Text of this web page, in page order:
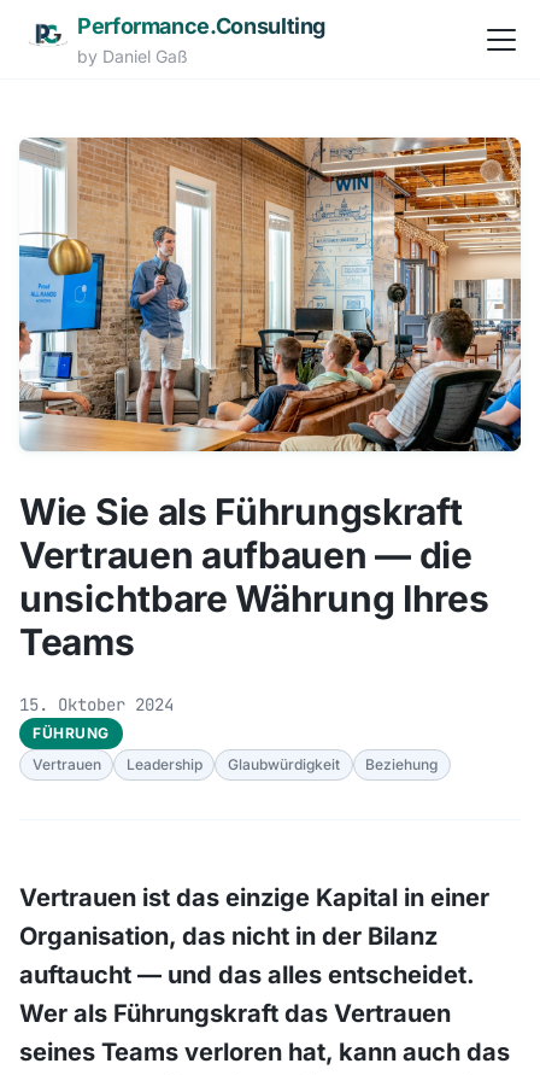
Performance.Consulting
by Daniel Gaß
Wie Sie als Führungskraft
Vertrauen aufbauen — die
unsichtbare Währung Ihres
Teams
15. Oktober 2024
FÜHRUNG
Vertrauen
Leadership Glaubwürdigkeit Beziehung
Vertrauen ist das einzige Kapital in einer
Organisation, das nicht in der Bilanz
auftaucht — und das alles entscheidet.
Wer als Führungskraft das Vertrauen
seines Teams verloren hat, kann auch das